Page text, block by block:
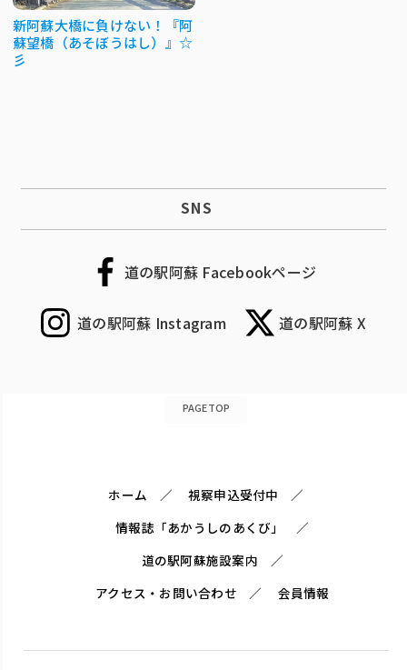
新阿蘇大橋に負けない！『阿
蘇望橋（あそぼうはし）』☆
彡
SNS
道の駅阿蘇 Facebookページ
道の駅阿蘇 Instagram 道の駅阿蘇 X
PAGETOP
ホーム
視察申込受付中
情報誌「あかうしのあくび」
道の駅阿蘇施設案内
アクセス・お問い合わせ
会員情報